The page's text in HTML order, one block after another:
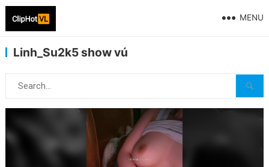
MENU
Linh_Su2k5 show vú